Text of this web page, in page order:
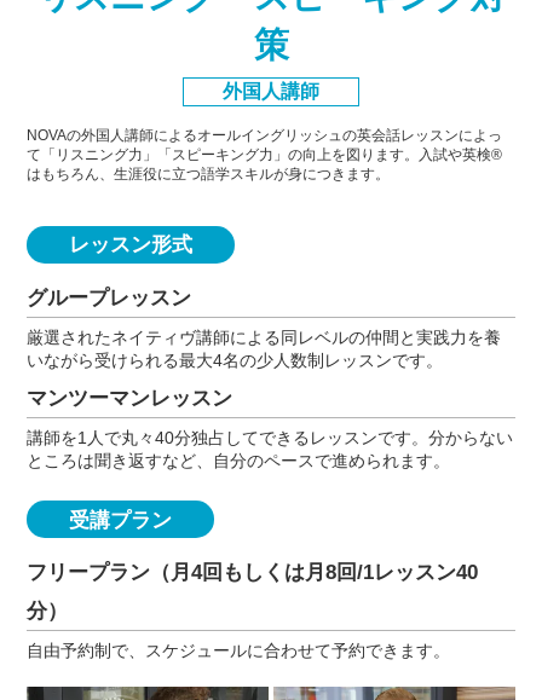
策
外国人講師
NOVAの外国人講師によるオールイングリッシュの英会話レッスンによっ
て「リスニング力」「スピーキング力」の向上を図ります。入試や英検®
はもちろん、生涯役に立つ語学スキルが身につきます。
レッスン形式
グループレッスン
厳選されたネイティヴ講師による同レベルの仲間と実践力を養
いながら受けられる最大4名の少人数制レッスンです。
マンツーマンレッスン
講師を1人で丸々40分独占してできるレッスンです。分からない
ところは聞き返すなど、自分のペースで進められます。
受講プラン
フリープラン（月4回もしくは月8回/1レッスン40
分）
自由予約制で、スケジュールに合わせて予約できます。